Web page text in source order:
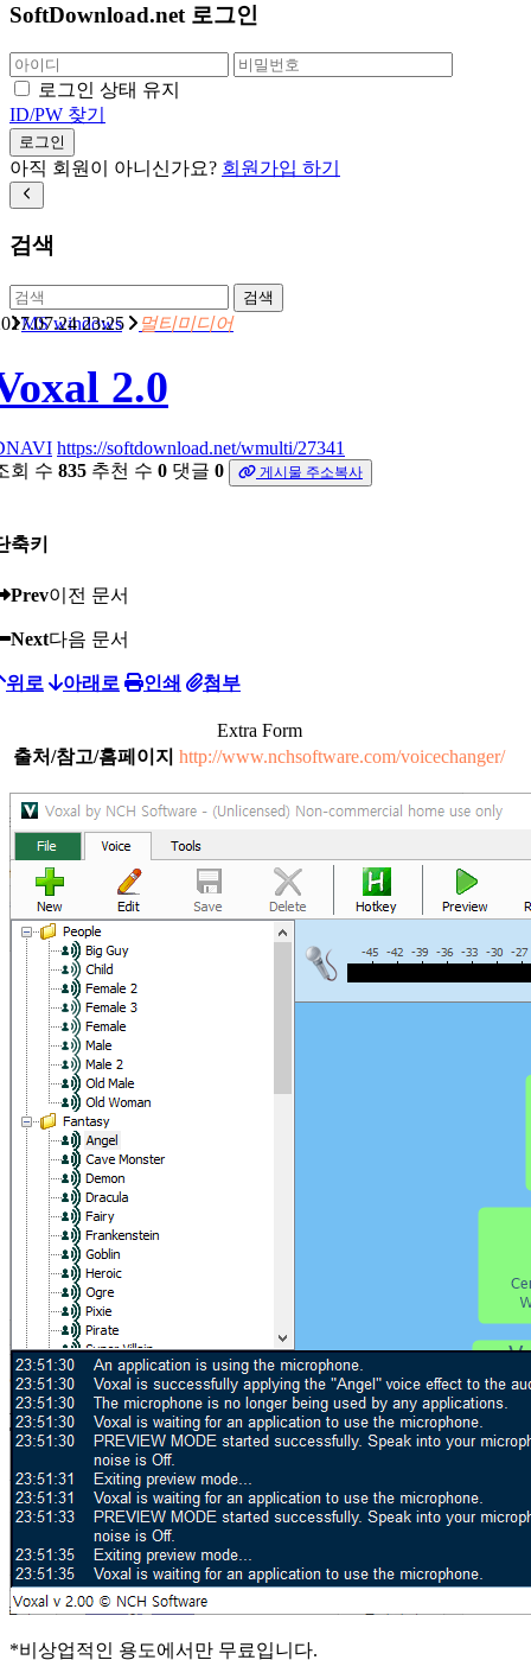
SoftDownload.net 로그인
로그인 상태 유지
ID/PW 찾기
로그인
아직 회원이 아니신가요? 회원가입 하기
검색
검색
MS windows 멀티미디어
23:25
2.0
https://softdownload.net/wmulti/27341
회 수 835 추천 수 0 댓글 0 게시물 주소복사
축키
Prev이전 문서
Next다음 문서
위로 아래로 인쇄 첨부
Extra Form
출처/참고/홈페이지 http://www.nchsoftware.com/voicechanger/
*비상업적인 용도에서만 무료입니다.